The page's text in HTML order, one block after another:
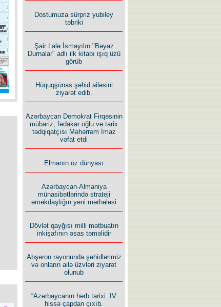
Dostumuza sürpriz yubiley
təbriki
Şair Lalə İsmayılın "Bəyaz
Durnalar" adlı ilk kitabı işıq üzü
görüb
Hüquqşünas şəhid ailəsini
ziyarət edib.
Azərbaycan Demokrat Firqəsinin
mübariz, fədakar oğlu və tarix
tədqiqatçısı Məhərrəm İmaz
vəfat etdi
Elmanın öz dünyası
Azərbaycan-Almaniya
münasibətlərində strateji
əməkdaşlığın yeni mərhələsi
Dövlət qayğısı milli mətbuatın
inkişafının əsas təməlidir
Abşeron rayonunda şəhidlərimiz
və onların ailə üzvləri ziyarət
olunub
“Azərbaycanın hərb tarixi. IV
hissə çapdan çıxıb.